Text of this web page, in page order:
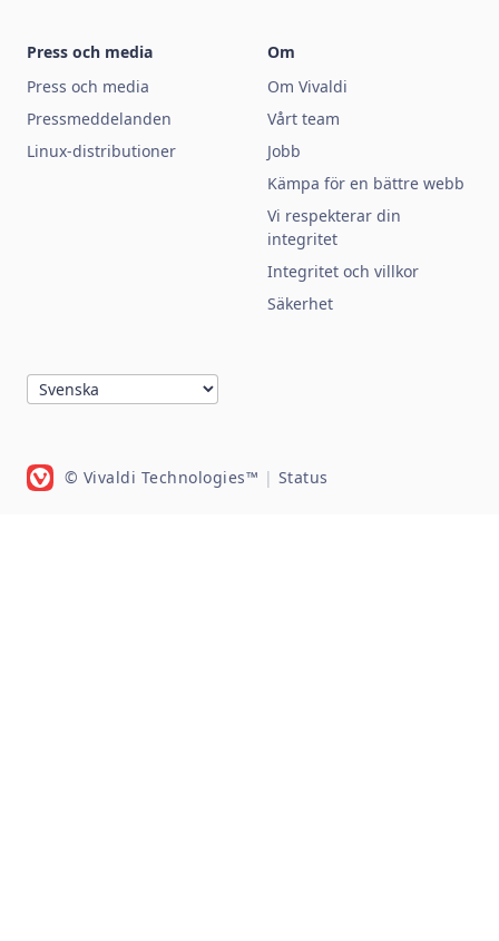
Press och media
Press och media
Pressmeddelanden
Linux-distributioner
Om
Om Vivaldi
Vårt team
Jobb
Kämpa för en bättre webb
Vi respekterar din
integritet
Integritet och villkor
Säkerhet
© Vivaldi Technologies™ | Status